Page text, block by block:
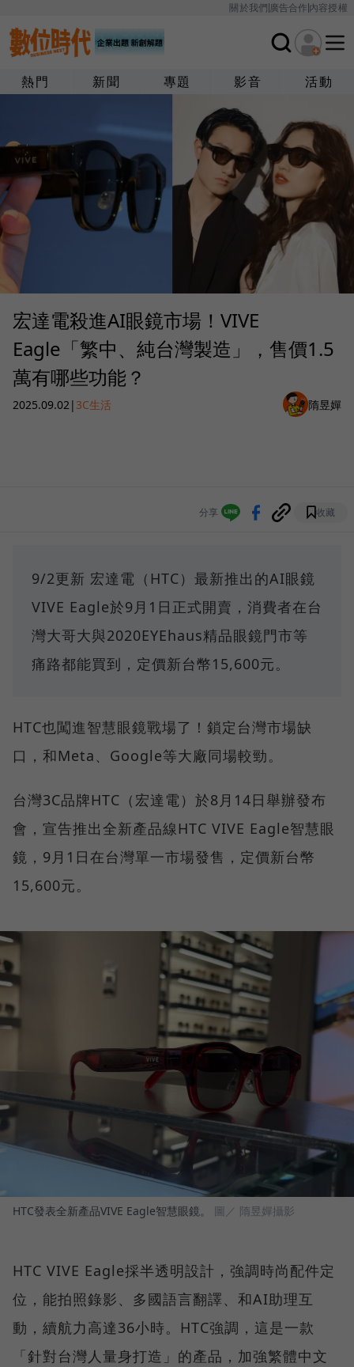
關於我們廣告合作內容授權
熱門 新聞 專題 影音 活動
宏達電殺進AI眼鏡市場！VIVE
Eagle「繁中、純台灣製造」，售價1.5
萬有哪些功能？
2025.09.02 | 3C生活 隋昱嬋
分享 收藏
9/2更新 宏達電（HTC）最新推出的AI眼鏡
VIVE Eagle於9月1日正式開賣，消費者在台
灣大哥大與2020EYEhaus精品眼鏡門市等
痛路都能買到，定價新台幣15,600元。
HTC也闖進智慧眼鏡戰場了！鎖定台灣市場缺
口，和Meta、Google等大廠同場較勁。
台灣3C品牌HTC（宏達電）於8月14日舉辦發布
會，宣告推出全新產品線HTC VIVE Eagle智慧眼
鏡，9月1日在台灣單一市場發售，定價新台幣
15,600元。
HTC發表全新產品VIVE Eagle智慧眼鏡。 圖／ 隋昱嬋攝影
HTC VIVE Eagle採半透明設計，強調時尚配件定
位，能拍照錄影、多國語言翻譯、和AI助理互
動，續航力高達36小時。HTC強調，這是一款
「針對台灣人量身打造」的產品，加強繁體中文